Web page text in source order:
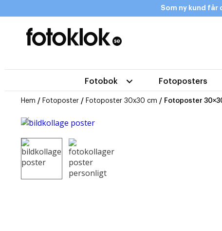
Som ny kund får
Fotobok Fotoposters
Hem / Fotoposter / Fotoposter 30x30 cm / Fotoposter